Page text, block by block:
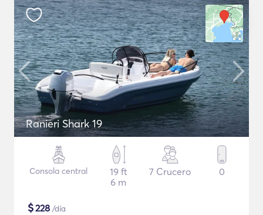
Ranieri Shark 19
Consola central
19 ft
6 m
7 Crucero 0
$228 /día